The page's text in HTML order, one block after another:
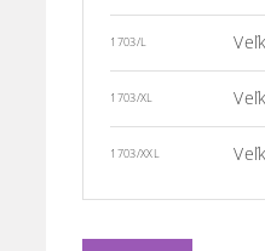
1703/L
1703/XL
1703/XXL